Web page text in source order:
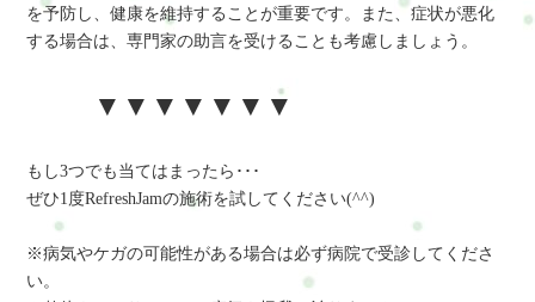
を予防し、健康を維持することが重要です。また、症状が悪化
する場合は、専門家の助言を受けることも考慮しましょう。
▼▼▼▼▼▼▼
もし3つでも当てはまったら･･･
ぜひ1度RefreshJamの施術を試してください(^^)
※病気やケガの可能性がある場合は必ず病院で受診してくださ
い。